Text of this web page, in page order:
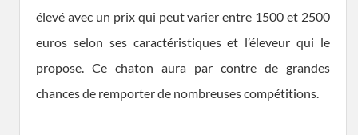
élevé avec un prix qui peut varier entre 1500 et 2500
euros selon ses caractéristiques et l’éleveur qui le
propose. Ce chaton aura par contre de grandes
chances de remporter de nombreuses compétitions.